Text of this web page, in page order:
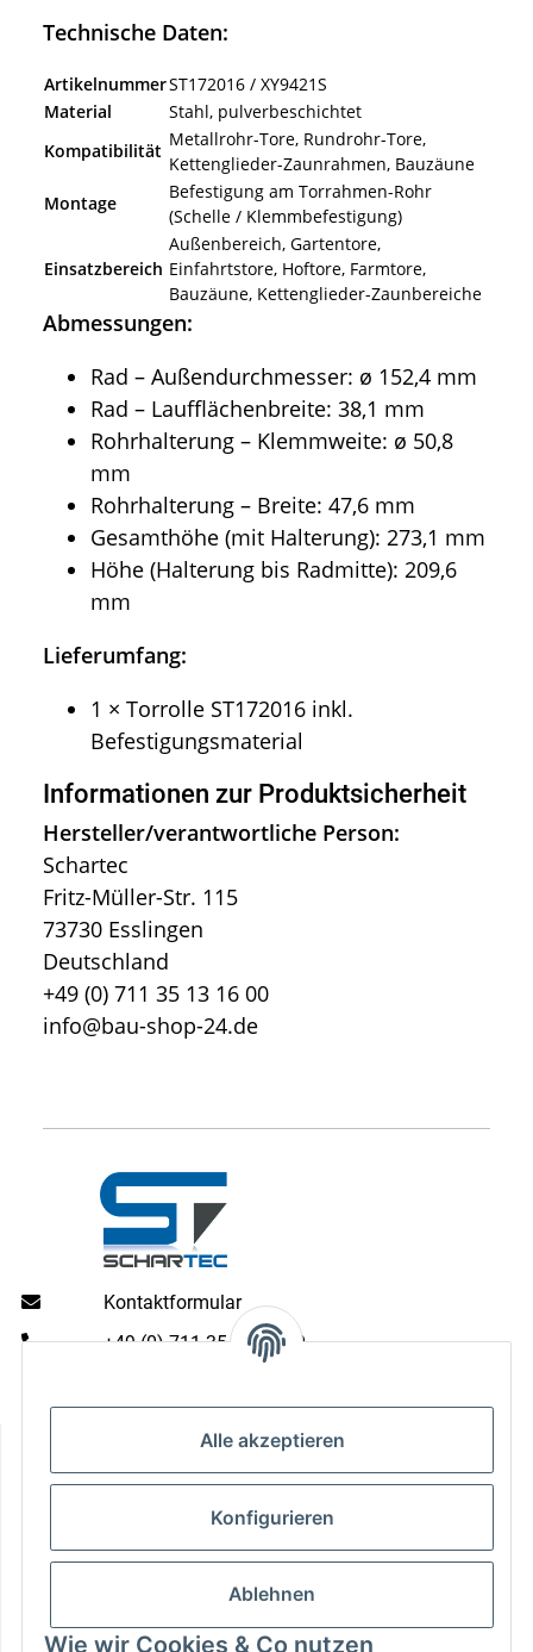
Alle akzeptieren
Konfigurieren
Ablehnen
Wie wir Cookies & Co nutzen
Technische Daten:
ArtikelnummerST172016 / XY9421S
Material
Stahl, pulverbeschichtet
Kompatibilität
Metallrohr-Tore, Rundrohr-Tore,
Kettenglieder-Zaunrahmen, Bauzäune
Montage
Befestigung am Torrahmen-Rohr
(Schelle / Klemmbefestigung)
Einsatzbereich
Außenbereich, Gartentore,
Einfahrtstore, Hoftore, Farmtore,
Bauzäune, Kettenglieder-Zaunbereiche
Abmessungen:
Rad – Außendurchmesser: ø 152,4 mm
Rad – Laufflächenbreite: 38,1 mm
Rohrhalterung – Klemmweite: ø 50,8
mm
Rohrhalterung – Breite: 47,6 mm
Gesamthöhe (mit Halterung): 273,1 mm
Höhe (Halterung bis Radmitte): 209,6
mm
Lieferumfang:
1 × Torrolle ST172016 inkl.
Befestigungsmaterial
Informationen zur Produktsicherheit
Hersteller/verantwortliche Person:
Schartec
Fritz-Müller-Str. 115
73730 Esslingen
Deutschland
+49 (0) 711 35 13 16 00
info@bau-shop-24.de
Kontaktformular
+49 (0) 711 35 13 16 00